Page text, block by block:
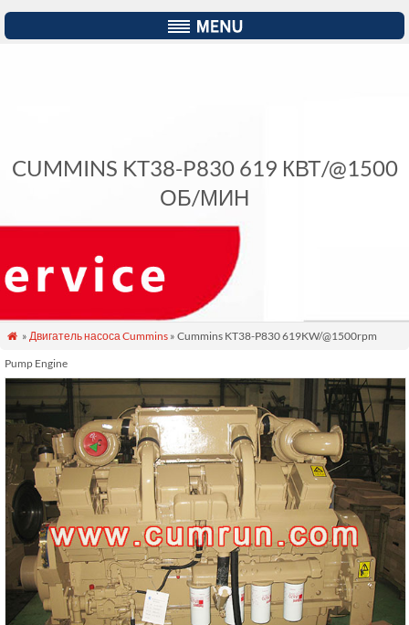
CUMMINS KT38-P830 619 КВТ/@1500
ОБ/МИН
 » Двигатель насоса Cummins » Cummins KT38-P830 619KW/@1500rpm
Pump Engine